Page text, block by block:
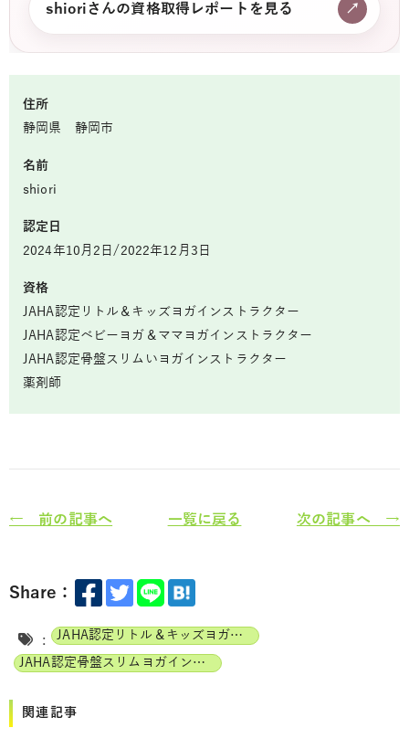
shioriさんの資格取得レポートを見る ↗
住所
静岡県 静岡市
名前
shiori
認定日
2024年10月2日/2022年12月3日
資格
JAHA認定リトル＆キッズヨガインストラクター
JAHA認定ベビーヨガ＆ママヨガインストラクター
JAHA認定骨盤スリムいヨガインストラクター
薬剤師
← 前の記事へ 一覧に戻る 次の記事へ →
Share：
:
JAHA認定リトル＆キッズヨガインストラクター
JAHA認定骨盤スリムヨガインストラクター
関連記事